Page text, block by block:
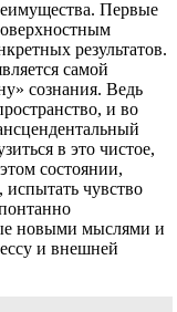
Первые
результатов.
самой
сознания. Ведь
и во
в это чистое,
состоянии,
чувство
новыми мыслями и
и внешней